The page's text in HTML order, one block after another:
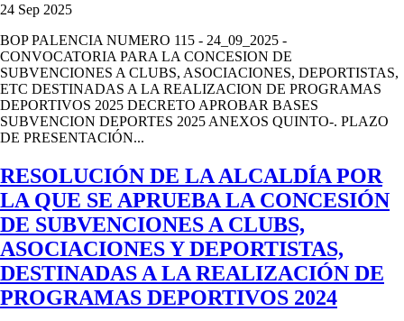
24 Sep 2025
BOP PALENCIA NUMERO 115 - 24_09_2025 -
CONVOCATORIA PARA LA CONCESION DE
SUBVENCIONES A CLUBS, ASOCIACIONES, DEPORTISTAS,
ETC DESTINADAS A LA REALIZACION DE PROGRAMAS
DEPORTIVOS 2025 DECRETO APROBAR BASES
SUBVENCION DEPORTES 2025 ANEXOS QUINTO-. PLAZO
DE PRESENTACIÓN...
RESOLUCIÓN DE LA ALCALDÍA POR
LA QUE SE APRUEBA LA CONCESIÓN
DE SUBVENCIONES A CLUBS,
ASOCIACIONES Y DEPORTISTAS,
DESTINADAS A LA REALIZACIÓN DE
PROGRAMAS DEPORTIVOS 2024